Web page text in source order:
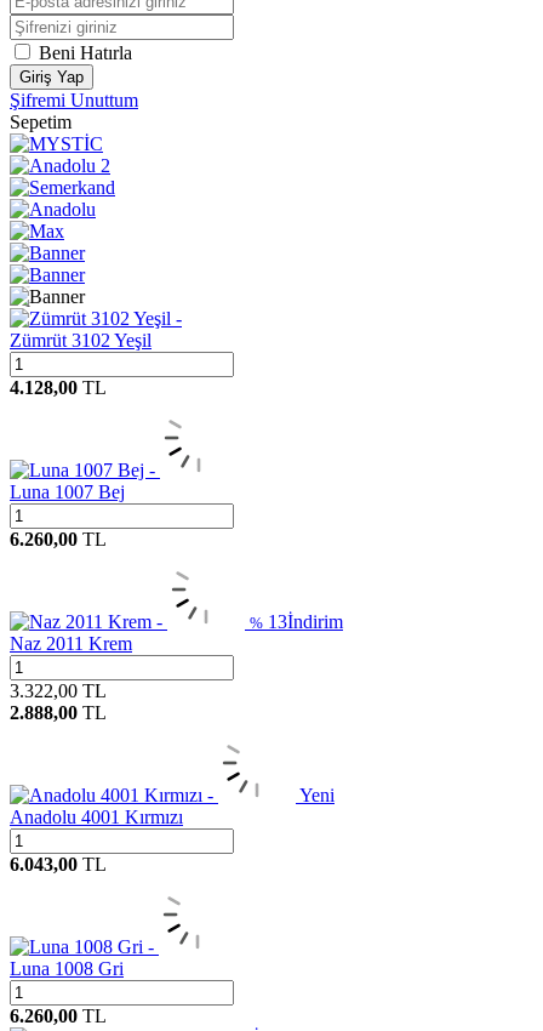
Beni Hatırla
Giriş Yap
Şifremi Unuttum
Sepetim
Zümrüt 3102 Yeşil
4.128,00 TL
Luna 1007 Bej
6.260,00 TL
% 13İndirim
Naz 2011 Krem
3.322,00 TL
2.888,00 TL
Yeni
Anadolu 4001 Kırmızı
6.043,00 TL
Luna 1008 Gri
6.260,00 TL